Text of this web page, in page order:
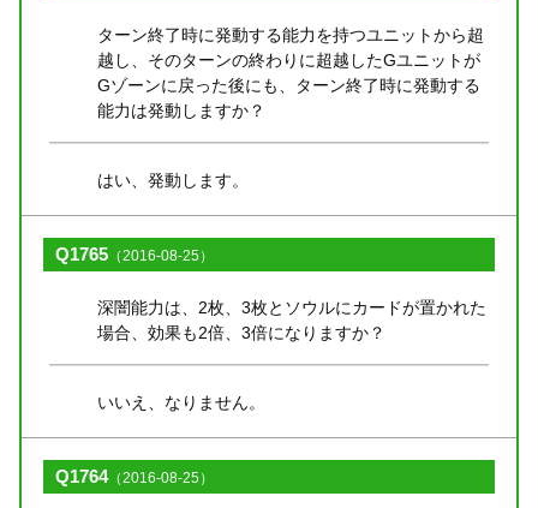
ターン終了時に発動する能力を持つユニットから超
越し、そのターンの終わりに超越したGユニットが
Gゾーンに戻った後にも、ターン終了時に発動する
能力は発動しますか？
はい、発動します。
Q1765 （2016-08-25）
深闇能力は、2枚、3枚とソウルにカードが置かれた
場合、効果も2倍、3倍になりますか？
いいえ、なりません。
Q1764（2016-08-25）